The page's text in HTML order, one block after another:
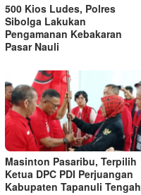
500 Kios Ludes, Polres
Sibolga Lakukan
Pengamanan Kebakaran
Pasar Nauli
Masinton Pasaribu, Terpilih
Ketua DPC PDI Perjuangan
Kabupaten Tapanuli Tengah